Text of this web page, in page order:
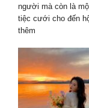
nhất
người mà còn là
tiệc cưới cho đến
thêm
Phá
7
Đơn
Vị
Chụp